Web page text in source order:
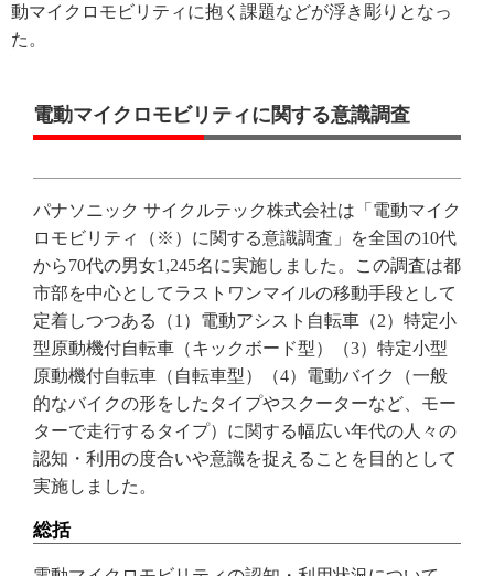
動マイクロモビリティに抱く課題などが浮き彫りとなっ
た。
電動マイクロモビリティに関する意識調査
パナソニック サイクルテック株式会社は「電動マイク
ロモビリティ（※）に関する意識調査」を全国の10代
から70代の男女1,245名に実施しました。この調査は都
市部を中心としてラストワンマイルの移動手段として
定着しつつある（1）電動アシスト自転車（2）特定小
型原動機付自転車（キックボード型）（3）特定小型
原動機付自転車（自転車型）（4）電動バイク（一般
的なバイクの形をしたタイプやスクーターなど、モー
ターで走行するタイプ）に関する幅広い年代の人々の
認知・利用の度合いや意識を捉えることを目的として
実施しました。
総括